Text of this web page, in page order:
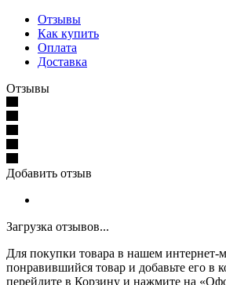
Отзывы
Как купить
Оплата
Доставка
Отзывы
Добавить отзыв
Загрузка отзывов...
Для покупки товара в нашем интернет-
понравившийся товар и добавьте его в
перейдите в Корзину и нажмите на